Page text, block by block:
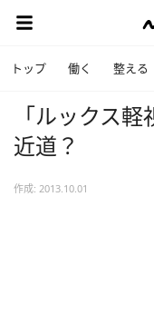
トップ 働く 整える
「ルックス
近道？
作成: 2013.10.01